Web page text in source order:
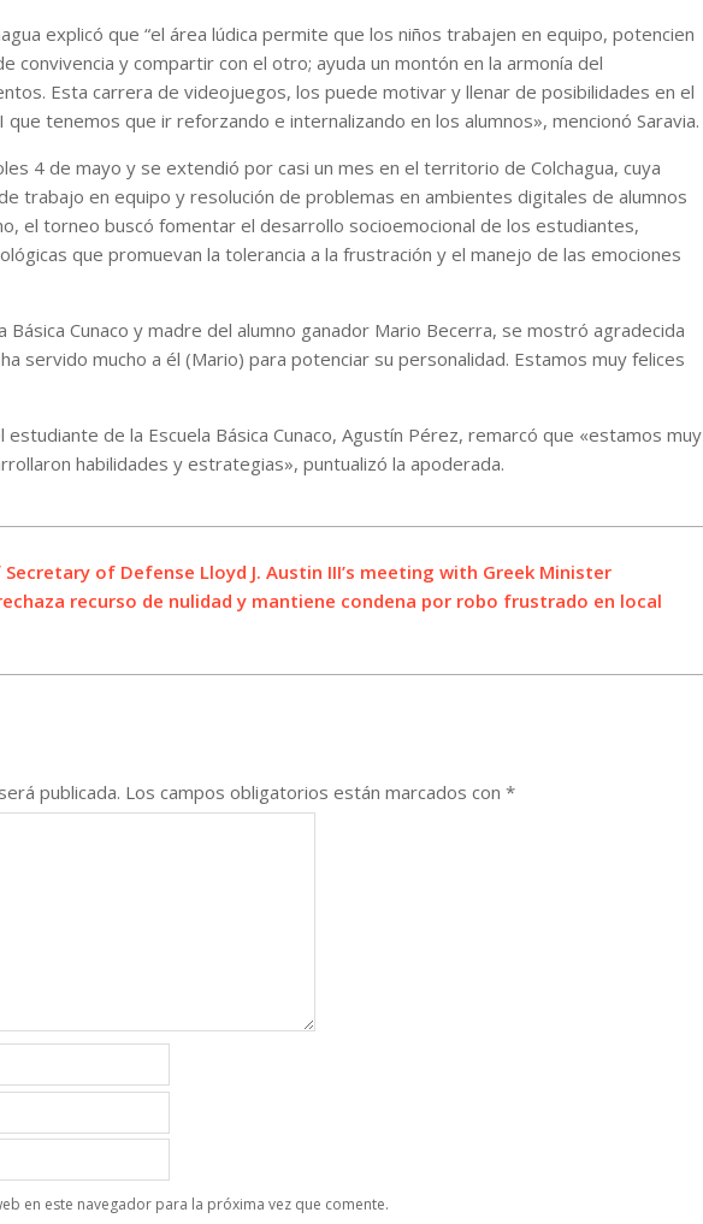
explicó que “el área lúdica permite que los niños trabajen en equipo, potencien
convivencia y compartir con el otro; ayuda un montón en la armonía del
Esta carrera de videojuegos, los puede motivar y llenar de posibilidades en el
que tenemos que ir reforzando e internalizando en los alumnos», mencionó Saravia.
4 de mayo y se extendió por casi un mes en el territorio de Colchagua, cuya
trabajo en equipo y resolución de problemas en ambientes digitales de alumnos
el torneo buscó fomentar el desarrollo socioemocional de los estudiantes,
que promuevan la tolerancia a la frustración y el manejo de las emociones
Básica Cunaco y madre del alumno ganador Mario Becerra, se mostró agradecida
servido mucho a él (Mario) para potenciar su personalidad. Estamos muy felices
de la Escuela Básica Cunaco, Agustín Pérez, remarcó que «estamos muy
habilidades y estrategias», puntualizó la apoderada.
of Defense Lloyd J. Austin III’s meeting with Greek Minister
recurso de nulidad y mantiene condena por robo frustrado en local
publicada. Los campos obligatorios están marcados con *
en este navegador para la próxima vez que comente.